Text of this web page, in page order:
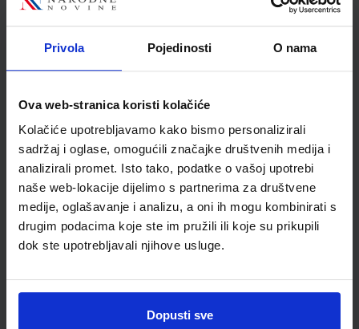
Privola Pojedinosti O nama
Ova web-stranica koristi kolačiće
Kolačiće upotrebljavamo kako bismo personalizirali
sadržaj i oglase, omogućili značajke društvenih medija i
analizirali promet. Isto tako, podatke o vašoj upotrebi
naše web-lokacije dijelimo s partnerima za društvene
medije, oglašavanje i analizu, a oni ih mogu kombinirati s
drugim podacima koje ste im pružili ili koje su prikupili
dok ste upotrebljavali njihove usluge.
Dopusti sve
Omot PVC za školske
430x277; tip 297